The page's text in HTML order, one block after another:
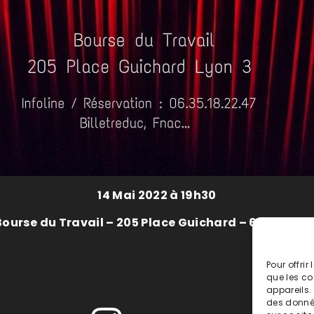
Pour offrir
que les
appareils.
des
14 Mai 2022 à 19h30
du Travail – 205 Place Guichard – 69003